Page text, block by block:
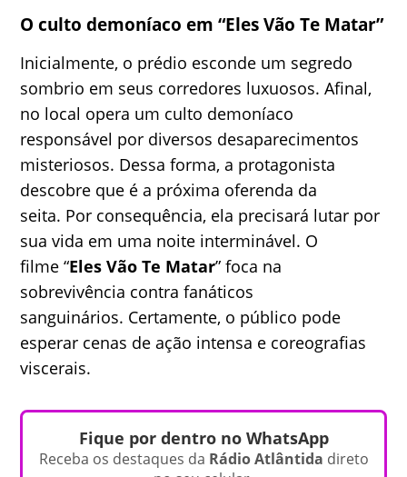
O culto demoníaco em “Eles Vão Te Matar”
Inicialmente, o prédio esconde um segredo
sombrio em seus corredores luxuosos. Afinal,
no local opera um culto demoníaco
responsável por diversos desaparecimentos
misteriosos. Dessa forma, a protagonista
descobre que é a próxima oferenda da
seita. Por consequência, ela precisará lutar por
sua vida em uma noite interminável. O
filme “Eles Vão Te Matar” foca na
sobrevivência contra fanáticos
sanguinários. Certamente, o público pode
esperar cenas de ação intensa e coreografias
viscerais.
Fique por dentro no WhatsApp
Receba os destaques da Rádio Atlântida direto